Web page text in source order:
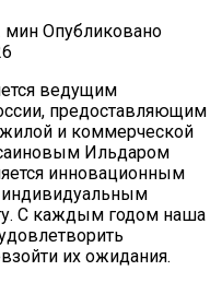
мин Опубликовано
ведущим
предоставляющим
и коммерческой
Ильдаром
инновационным
индивидуальным
С каждым годом наша
их ожидания.